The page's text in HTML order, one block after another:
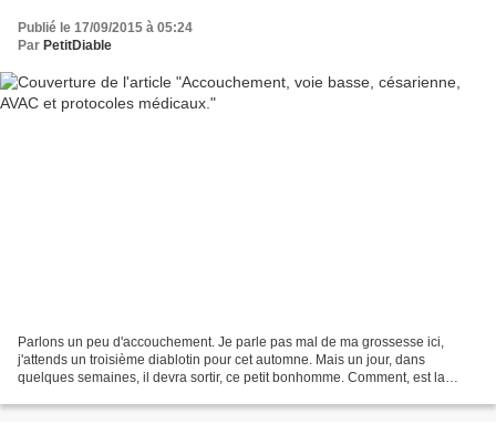
Publié le 17/09/2015 à 05:24
Par PetitDiable
Parlons un peu d'accouchement. Je parle pas mal de ma grossesse ici,
j'attends un troisième diablotin pour cet automne. Mais un jour, dans
quelques semaines, il devra sortir, ce petit bonhomme. Comment, est la